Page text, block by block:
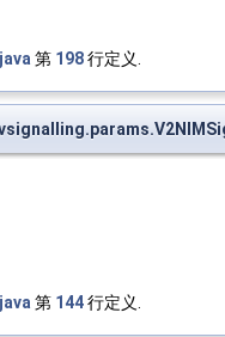
第 198行定义.
第 144行定义.